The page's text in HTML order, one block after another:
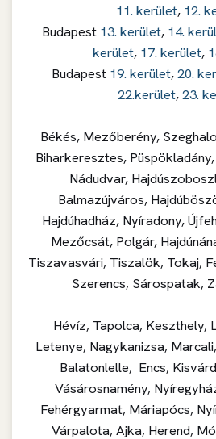
11. kerület, 12.
Budapest 13. kerület, 14.
kerület, 17. kerület,
Budapest 19. kerület,20.
22.kerület,23.
Békés, Mezőberény,
Biharkeresztes,
Nádudvar,
Balmazújváros,
Hajdúhadház, Nyíradony,
Mezőcsát, Polgár,
Tiszavasvári, Tiszalök, Tokaj,
Szerencs, Sárospatak,
Hévíz, Tapolca, Keszthely,
Letenye, Nagykanizsa,
Balatonlelle, Encs,
Vásárosnamény,
Fehérgyarmat, Máriapócs,
Várpalota, Ajka, Herend,